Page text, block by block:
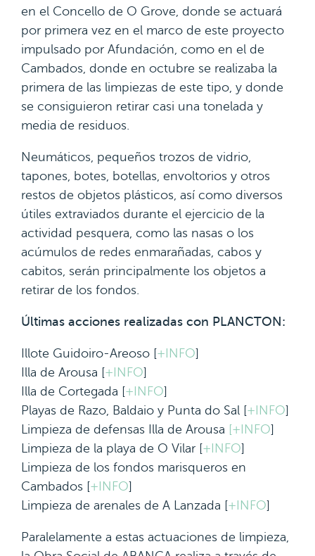
en el Concello de O Grove, donde se actuará
por primera vez en el marco de este proyecto
impulsado por Afundación, como en el de
Cambados, donde en octubre se realizaba la
primera de las limpiezas de este tipo, y donde
se consiguieron retirar casi una tonelada y
media de residuos.
Neumáticos, pequeños trozos de vidrio,
tapones, botes, botellas, envoltorios y otros
restos de objetos plásticos, así como diversos
útiles extraviados durante el ejercicio de la
actividad pesquera, como las nasas o los
acúmulos de redes enmarañadas, cabos y
cabitos, serán principalmente los objetos a
retirar de los fondos.
Últimas acciones realizadas con PLANCTON:
Illote Guidoiro-Areoso [+INFO]
Illa de Arousa [+INFO]
Illa de Cortegada [+INFO]
Playas de Razo, Baldaio y Punta do Sal [+INFO]
Limpieza de defensas Illa de Arousa [+INFO]
Limpieza de la playa de O Vilar [+INFO]
Limpieza de los fondos marisqueros en
Cambados [+INFO]
Limpieza de arenales de A Lanzada [+INFO]
Paralelamente a estas actuaciones de limpieza,